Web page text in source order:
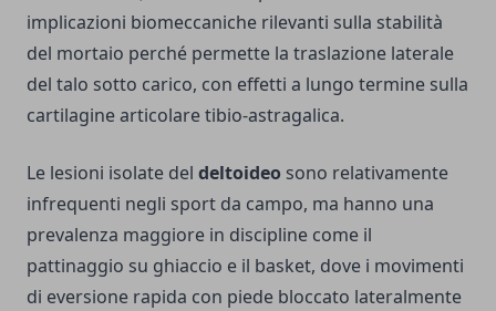
implicazioni biomeccaniche rilevanti sulla stabilità
del mortaio perché permette la traslazione laterale
del talo sotto carico, con effetti a lungo termine sulla
cartilagine articolare tibio-astragalica.
Le lesioni isolate del deltoideo sono relativamente
infrequenti negli sport da campo, ma hanno una
prevalenza maggiore in discipline come il
pattinaggio su ghiaccio e il basket, dove i movimenti
di eversione rapida con piede bloccato lateralmente